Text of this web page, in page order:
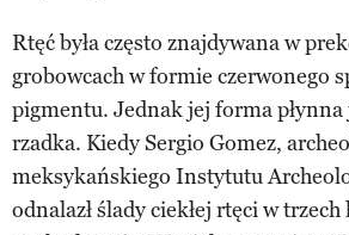
Rtęć była często znajdywana w
grobowcach w formie czerwonego
pigmentu. Jednak jej forma
rzadka. Kiedy Sergio Gomez,
meksykańskiego Instytutu
odnalazł ślady ciekłej rtęci w